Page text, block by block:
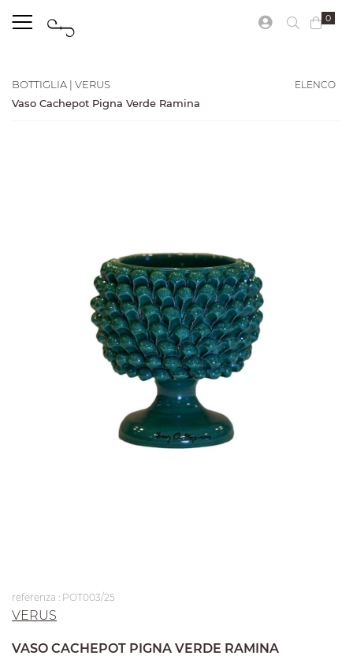
0
BOTTIGLIA | VERUS
Vaso Cachepot Pigna Verde Ramina
ELENCO
referenza : POT003/25
VERUS
VASO CACHEPOT PIGNA VERDE RAMINA